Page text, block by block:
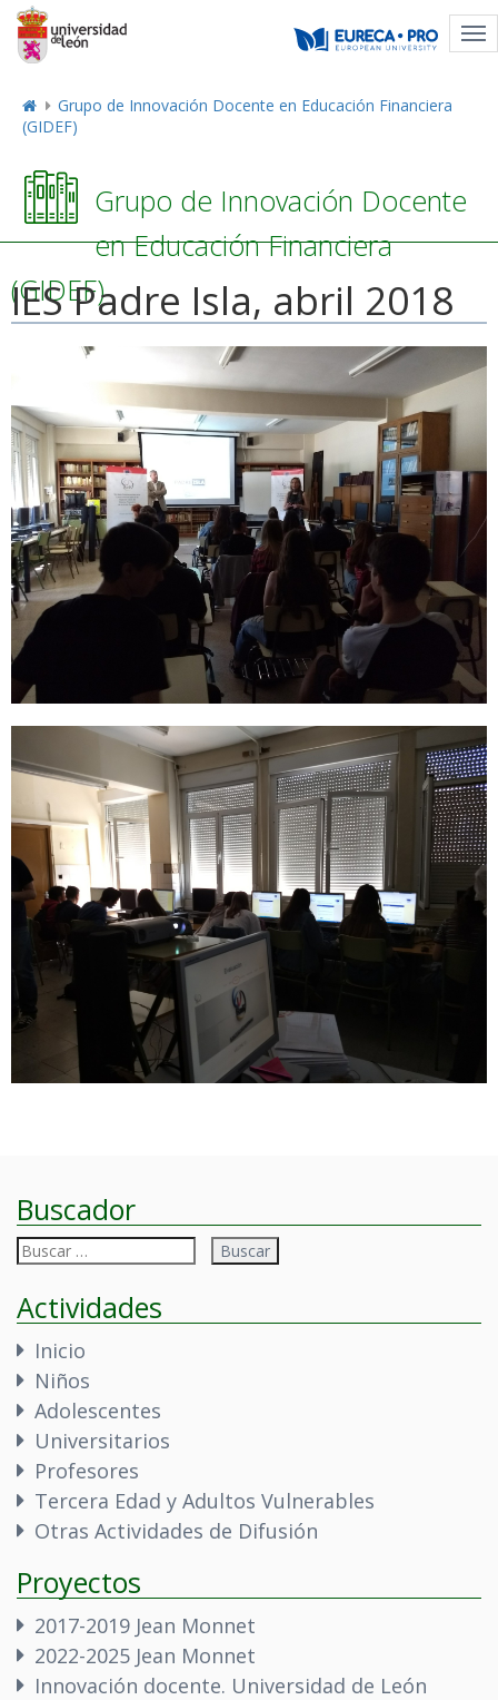
Grupo de Innovación Docente en Educación Financiera
(GIDEF)
Grupo de Innovación Docente
en Educación Financiera
(GIDEF)
IES Padre Isla, abril 2018
Buscador
Buscar:
Actividades
Inicio
Niños
Adolescentes
Universitarios
Profesores
Tercera Edad y Adultos Vulnerables
Otras Actividades de Difusión
Proyectos
2017-2019 Jean Monnet
2022-2025 Jean Monnet
Innovación docente. Universidad de León